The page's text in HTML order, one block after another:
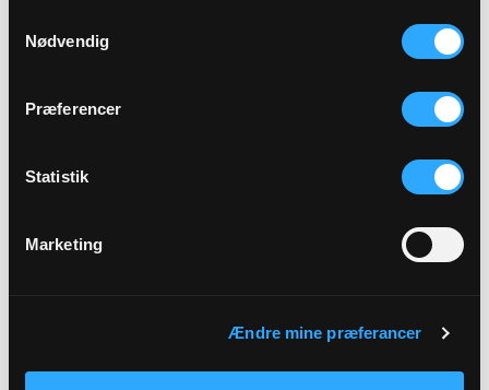
af cookies under "Detaljer" eller ved at klikke videre til
vores Cookiepolitik, som du finder i bunden af vores
Nødvendig
Præferencer
Statistik
Marketing
Ændre mine præferancer